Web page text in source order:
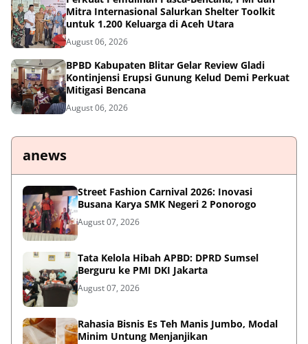
Mitra Internasional Salurkan Shelter Toolkit
untuk 1.200 Keluarga di Aceh Utara
August 06, 2026
BPBD Kabupaten Blitar Gelar Review Gladi
Kontinjensi Erupsi Gunung Kelud Demi Perkuat
Mitigasi Bencana
August 06, 2026
anews
Street Fashion Carnival 2026: Inovasi
Busana Karya SMK Negeri 2 Ponorogo
August 07, 2026
Tata Kelola Hibah APBD: DPRD Sumsel
Berguru ke PMI DKI Jakarta
August 07, 2026
Rahasia Bisnis Es Teh Manis Jumbo, Modal
Minim Untung Menjanjikan